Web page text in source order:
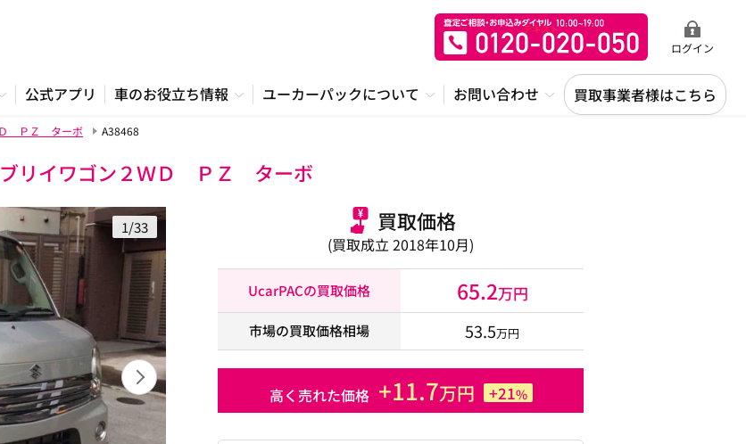
ログイン
公式アプリ 車のお役立ち情報 ユーカーパックについて お問い合わせ 買取事業者様はこちら
Ｄ ＰＺ ターボ A38468
リイワゴン２ＷＤ ＰＺ ターボ
1/33 買取価格
(買取成立 2018年10月)
UcarPACの買取価格 65.2万円
市場の買取価格相場 53.5万円
高く売れた価格 +11.7万円 +21%